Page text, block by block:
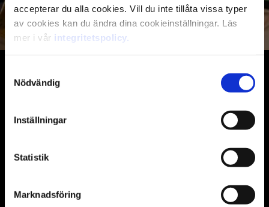
accepterar du alla cookies. Vill du inte tillåta vissa typer
av cookies kan du ändra dina cookieinställningar. Läs
mer i vår integritetspolicy.
Nödvändig
Inställningar
Statistik
Marknadsföring
Lediga jobb Anlita oss
Vi finns för att fler ska få
möjligheten att älska måndagar!